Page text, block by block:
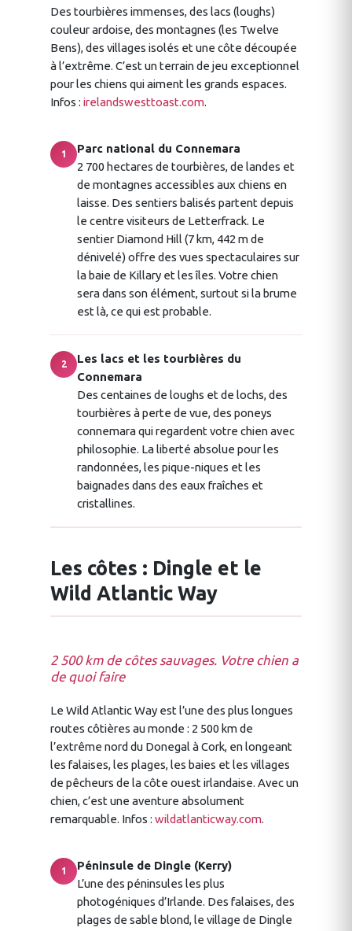
Des tourbières immenses, des lacs (loughs)
couleur ardoise, des montagnes (les Twelve
Bens), des villages isolés et une côte découpée
à l’extrême. C’est un terrain de jeu exceptionnel
pour les chiens qui aiment les grands espaces.
Infos : irelandswesttoast.com.
1
Parc national du Connemara
2 700 hectares de tourbières, de landes et
de montagnes accessibles aux chiens en
laisse. Des sentiers balisés partent depuis
le centre visiteurs de Letterfrack. Le
sentier Diamond Hill (7 km, 442 m de
dénivelé) offre des vues spectaculaires sur
la baie de Killary et les îles. Votre chien
sera dans son élément, surtout si la brume
est là, ce qui est probable.
2
Les lacs et les tourbières du
Connemara
Des centaines de loughs et de lochs, des
tourbières à perte de vue, des poneys
connemara qui regardent votre chien avec
philosophie. La liberté absolue pour les
randonnées, les pique-niques et les
baignades dans des eaux fraîches et
cristallines.
Les côtes : Dingle et le
Wild Atlantic Way
2 500 km de côtes sauvages. Votre chien a
de quoi faire
Le Wild Atlantic Way est l’une des plus longues
routes côtières au monde : 2 500 km de
l’extrême nord du Donegal à Cork, en longeant
les falaises, les plages, les baies et les villages
de pêcheurs de la côte ouest irlandaise. Avec un
chien, c’est une aventure absolument
remarquable. Infos : wildatlanticway.com.
1
Péninsule de Dingle (Kerry)
L’une des péninsules les plus
photogéniques d’Irlande. Des falaises, des
plages de sable blond, le village de Dingle